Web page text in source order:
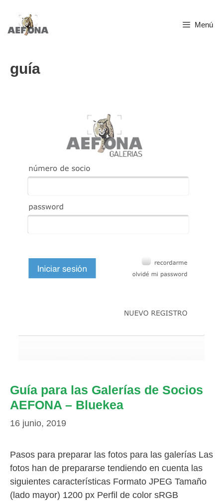
Saltar
Menú
guía
Guía para las Galerías de Socios
AEFONA – Bluekea
16 junio, 2019
Pasos para preparar las fotos para las galerías Las
fotos han de prepararse tendiendo en cuenta las
siguientes características Formato JPEG Tamaño
(lado mayor) 1200 px Perfil de color sRGB